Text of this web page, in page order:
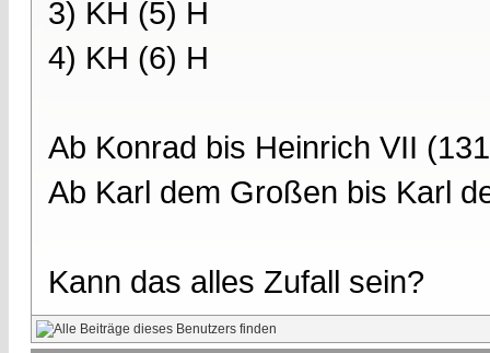
3) KH (5) H
4) KH (6) H
Ab Konrad bis Heinrich VII
Ab Karl dem Großen bis Karl
Kann das alles Zufall sein?